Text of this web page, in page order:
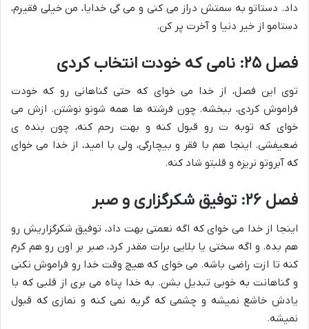
داد. دستاتو به سمتش دراز می کنی و می گی خدایا، من خیلی فقیرم،
دستامو از خیر دنیا و آخرت پر کن.
فصل ۲۵: نامی که خودت انتخاب کردی
توی این فصل، از خدا می خوای که حتی گناهانی رو که خودت
فراموش کردی، ببخشه. چون فرشته ها همه شونو نوشتن. ازش می
خوای که توبه ت رو قبول کنه و بهت رحم کنه، چون بنده ی
ضعیفشی. اینجا هم با فقر و بیچارگی، ولی با امید، از خدا می خوای
که آبروتو نریزه و قلبتو شاد کنه.
فصل ۲۶: توفیق شکرگزاری و صبر
اینجا از خدا می خوای که اگه نعمتی بهت داد، توفیق شکرگزاریش رو
هم بده. و اگه سختی یا بلایی برات مقدر کرد، صبر بر اون رو هم کرم
کنه تا ازت راضی باشه. می خوای که هیچ وقت خدا رو فراموش نکنی
و گناهانت به خوبی تبدیل بشن. به خدا پناه می بری از قلبی که با
یادش خاشع نمیشه و چشمی که گریه نمی کنه و نمازی که قبول
نمیشه.